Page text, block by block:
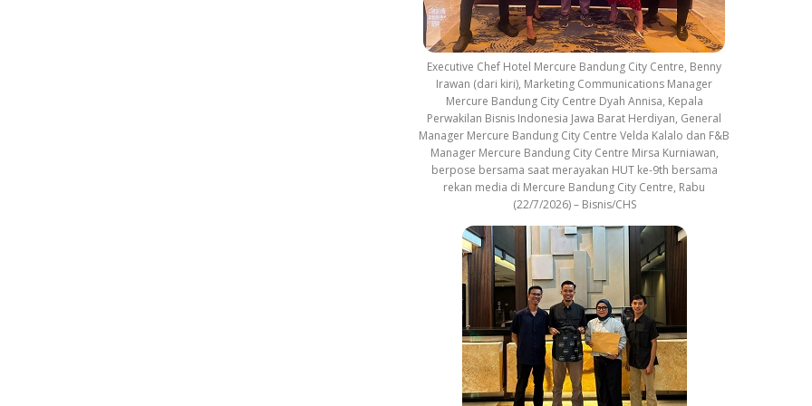
Executive Chef Hotel Mercure Bandung City Centre, Benny
Irawan (dari kiri), Marketing Communications Manager
Mercure Bandung City Centre Dyah Annisa, Kepala
Perwakilan Bisnis Indonesia Jawa Barat Herdiyan, General
Manager Mercure Bandung City Centre Velda Kalalo dan F&B
Manager Mercure Bandung City Centre Mirsa Kurniawan,
berpose bersama saat merayakan HUT ke-9th bersama
rekan media di Mercure Bandung City Centre, Rabu
(22/7/2026) – Bisnis/CHS